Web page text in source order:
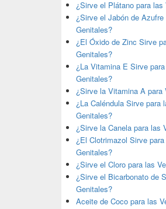
¿Sirve el Plátano para
¿Sirve el Jabón de
Genitales?
¿El Óxido de Zinc Sirve
Genitales?
¿La Vitamina E Sirve
Genitales?
¿Sirve la Vitamina A para
¿La Caléndula Sirve para
Genitales?
¿Sirve la Canela para las
¿El Clotrimazol Sirve
Genitales?
¿Sirve el Cloro para las
¿Sirve el Bicarbonato de
Genitales?
Aceite de Coco para las